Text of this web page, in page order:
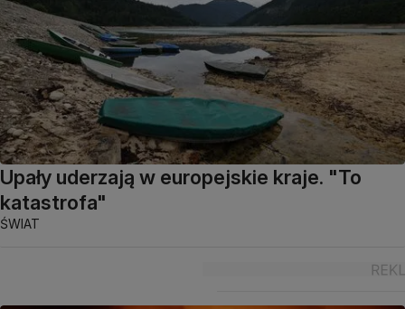
Upały uderzają w europejskie kraje. "To
katastrofa"
ŚWIAT